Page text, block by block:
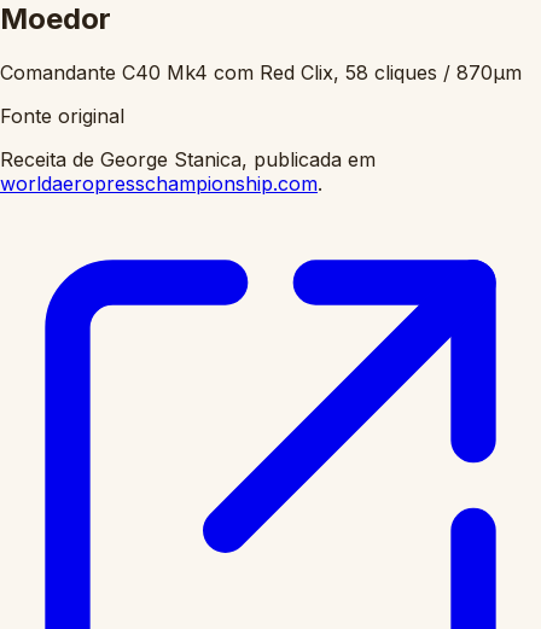
Moedor
Comandante C40 Mk4 com Red Clix, 58 cliques / 870µm
Fonte original
Receita de George Stanica, publicada em
worldaeropresschampionship.com.